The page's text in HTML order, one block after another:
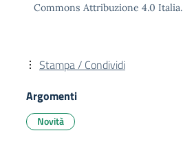
Commons Attribuzione 4.0 Italia.
Stampa / Condividi
Argomenti
Novità